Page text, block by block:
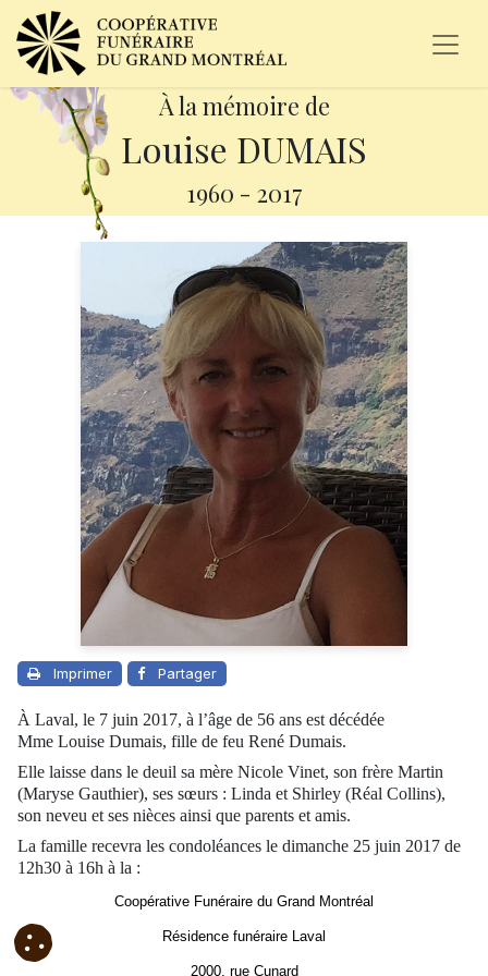
À la mémoire de
Louise DUMAIS
1960 - 2017
Imprimer Partager
À Laval, le 7 juin 2017, à l’âge de 56 ans est décédée
Mme Louise Dumais, fille de feu René Dumais.
Elle laisse dans le deuil sa mère Nicole Vinet, son frère Martin
(Maryse Gauthier), ses sœurs : Linda et Shirley (Réal Collins),
son neveu et ses nièces ainsi que parents et amis.
La famille recevra les condoléances le dimanche 25 juin 2017 de
12h30 à 16h à la :
Coopérative Funéraire du Grand Montréal
Résidence funéraire Laval
2000, rue Cunard